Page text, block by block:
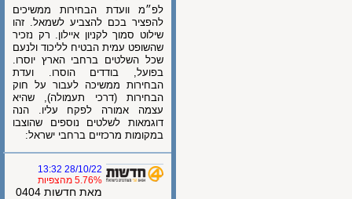
לפ״מ וועדת הבחירות ממשיכים
להפציר בכם להצביע לשמאל. זהו
שילוט סמוך לקניון איילון. ‏רק נזכיר
שהשופט עמית הבטיח לליכוד ולנעם
שכל השלטים ברחבי הארץ יוסרו.
בפועל, בודדים הוסרו. ‏ועדת
הבחירות ממשיכה לעבור על חוק
הבחירות (דרכי תעמולה), שהיא
עצמה אמורה לפקח עליו. הנה
דוגמאות לשלטים נוספים שהוצבו
במקומות מרכזיים ברחבי ישראל:
28/10/22 13:32
5.76% מהצפיות
מאת חדשות 0404